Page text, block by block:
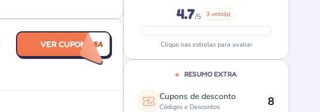
VER CUPOM
ECONOMIA
4.7/5 3 voto(s)
Clique nas estrelas para avaliar
RESUMO EXTRA
Cupons de desconto
Códigos e Descontos 8